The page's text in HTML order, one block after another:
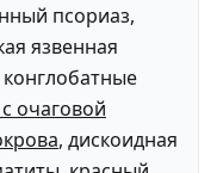
псориаз,
язвенная
очаговой
, дискоидная